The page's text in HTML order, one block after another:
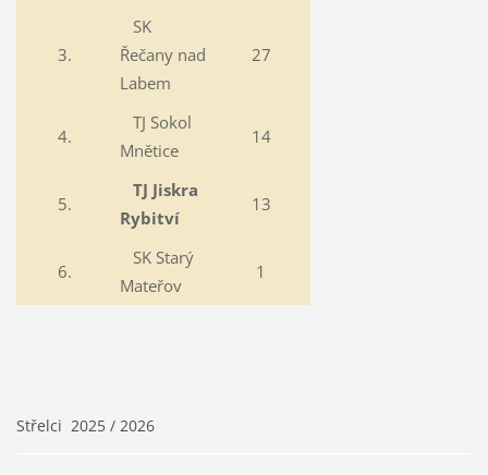
3.
SK
Řečany nad
Labem
27
4.
TJ Sokol
Mnětice
14
5.
TJ Jiskra
Rybitví
13
6.
SK Starý
Mateřov
1
Střelci 2025 / 2026